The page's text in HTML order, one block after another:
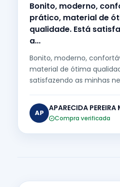
Bonito, moderno,
prático, material de
qualidade. Está
a...
Bonito, moderno,
material de ótima
satisfazendo as minhas
AP
APARECIDA PEREIRA
Compra verificada